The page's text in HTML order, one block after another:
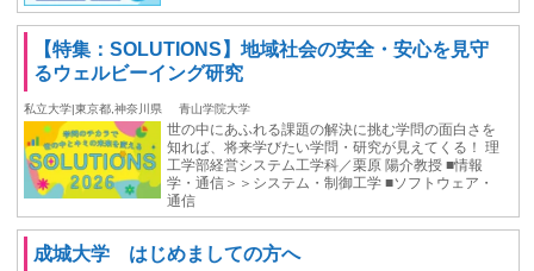
【特集：SOLUTIONS】地域社会の安全・安心を見守
るウェルビーイング研究
私立大学|東京都,神奈川県 青山学院大学
世の中にあふれる課題の解決に挑む学問の面白さを
知れば、将来学びたい学問・研究が見えてくる！ 理
工学部経営システム工学科／栗原 陽介教授 ■情報
学・通信＞＞システム・制御工学 ■ソフトウェア・
通信
成城大学 はじめましての方へ